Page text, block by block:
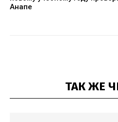
Анапе
ТАК ЖЕ